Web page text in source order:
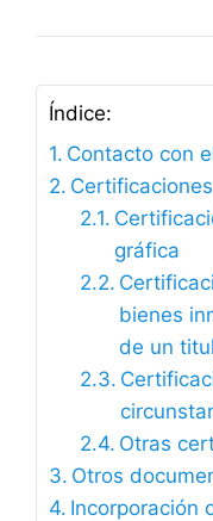
Índice:
Contacto con
gráfica
bienes
de un
Otras
Otros
Incorporación